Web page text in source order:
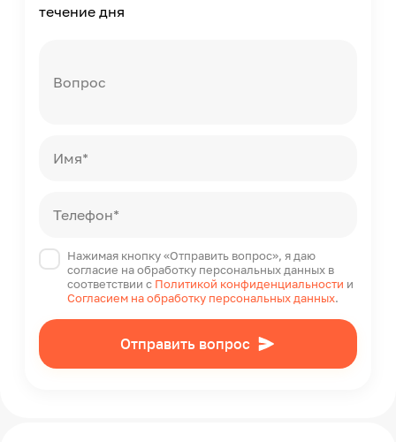
течение дня
Вопрос
Имя*
Телефон*
Нажимая кнопку «Отправить вопрос», я даю
согласие на обработку персональных данных в
соответствии с Политикой конфиденциальности и
Согласием на обработку персональных данных.
Отправить вопрос